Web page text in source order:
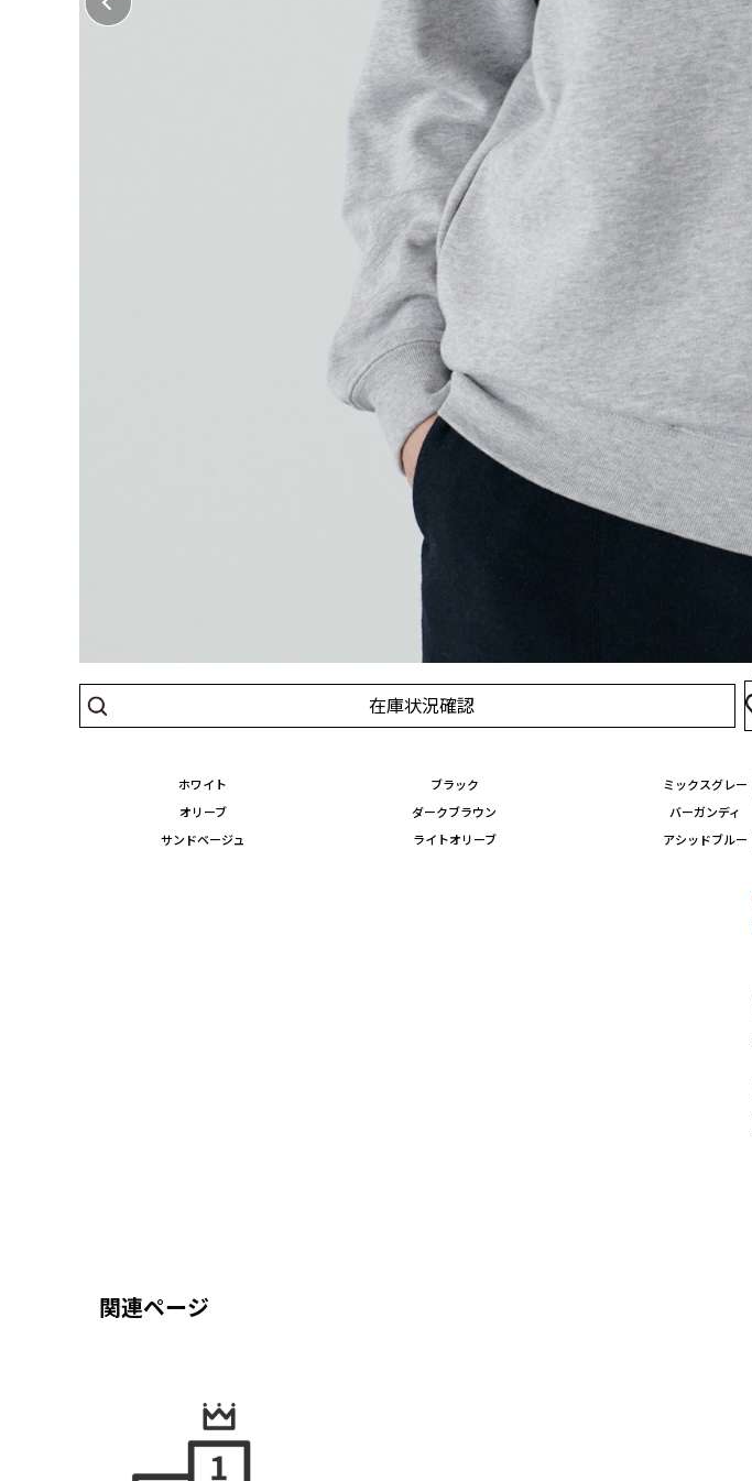
在庫状況確認
ホワイト ブラック ミックスグレー
オリーブ
ダークブラウン バーガンディ
サンドベージュ
ライトオリーブ アシッドブルー
関連ページ